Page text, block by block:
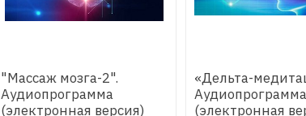
"Массаж мозга-2".
Аудиопрограмма
(электронная версия)
«Дельта-
Аудиопрограмма
(электронная